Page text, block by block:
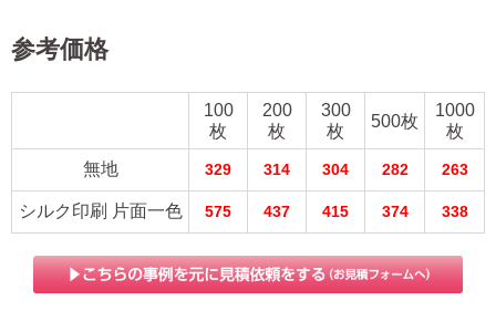
参考価格
100
枚
200
枚
300
枚
500枚
1000
枚
無地
329 314 304 282 263
シルク印刷 片面一色 575 437 415 374 338